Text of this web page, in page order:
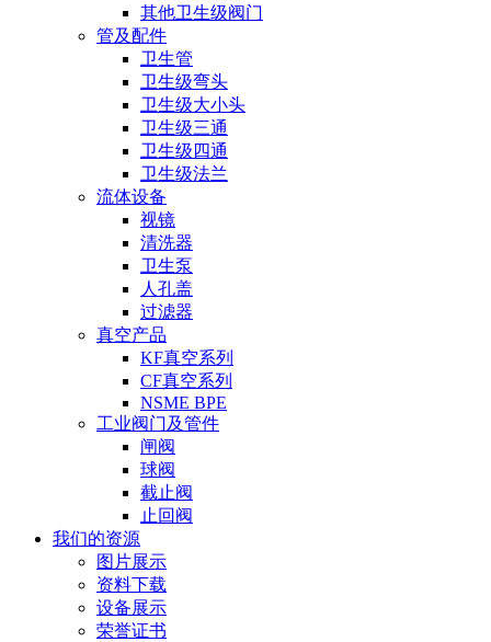
其他卫生级阀门
管及配件
卫生管
卫生级弯头
卫生级大小头
卫生级三通
卫生级四通
卫生级法兰
流体设备
视镜
清洗器
卫生泵
人孔盖
过滤器
真空产品
KF真空系列
CF真空系列
NSME BPE
工业阀门及管件
闸阀
球阀
截止阀
止回阀
我们的资源
图片展示
资料下载
设备展示
荣誉证书